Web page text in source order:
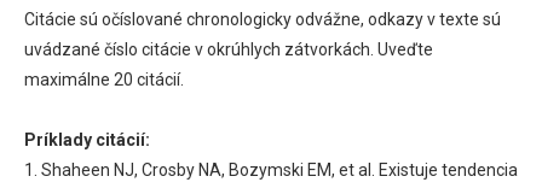
Citácie sú očíslované chronologicky odvážne, odkazy v texte sú
uvádzané číslo citácie v okrúhlych zátvorkách. Uveďte
maximálne 20 citácií.
Príklady citácií:
1. Shaheen NJ, Crosby NA, Bozymski EM, et al. Existuje tendencia